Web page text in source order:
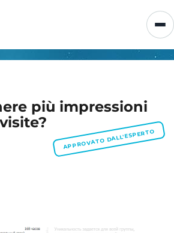
più impressioni
APPROVATO DALL'ESPERTO